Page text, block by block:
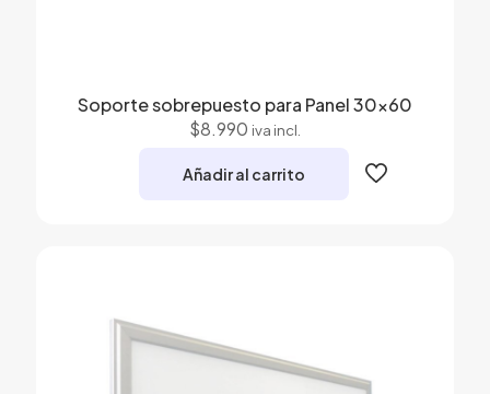
Soporte sobrepuesto para Panel 30×60
$8.990 iva incl.
Añadir al carrito